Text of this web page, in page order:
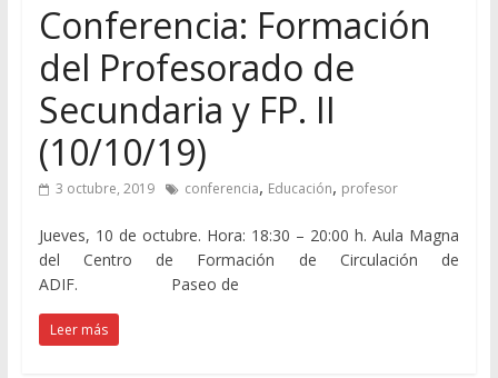
Conferencia: Formación
del Profesorado de
Secundaria y FP. II
(10/10/19)
3 octubre, 2019 conferencia, Educación, profesor
Jueves, 10 de octubre. Hora: 18:30 – 20:00 h. Aula Magna
del Centro de Formación de Circulación de
ADIF. Paseo de
Leer más